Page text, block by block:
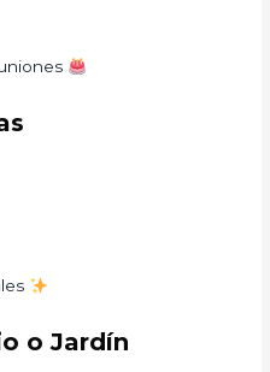
o Jardín